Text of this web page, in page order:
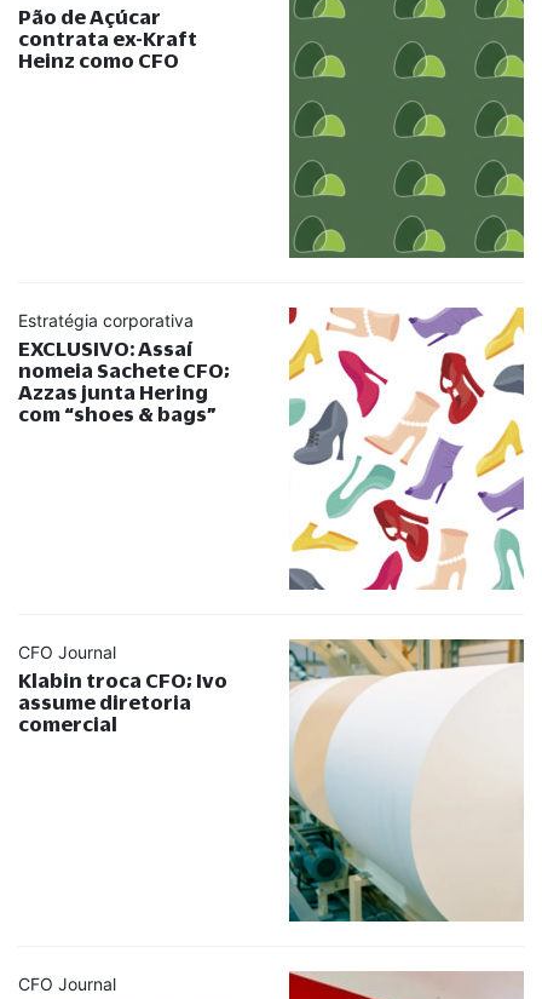
Pão de Açúcar
contrata ex-Kraft
Heinz como CFO
Estratégia corporativa
EXCLUSIVO: Assaí
nomeia Sachete CFO;
Azzas junta Hering
com “shoes & bags”
CFO Journal
Klabin troca CFO; Ivo
assume diretoria
comercial
CFO Journal